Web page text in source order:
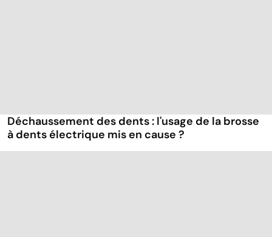
Déchaussement des dents : l'usage de la brosse
à dents électrique mis en cause ?